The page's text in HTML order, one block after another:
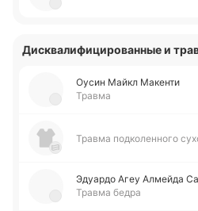
Дисквалифицированные и
Оусин Майкл Ма­ке­нти
Травма
Травма подколенного
Эдуа­рдо Агеу Алмей­да
Травма бедра